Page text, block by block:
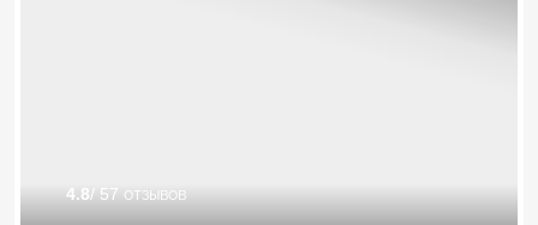
4.8/ 57 отзывов